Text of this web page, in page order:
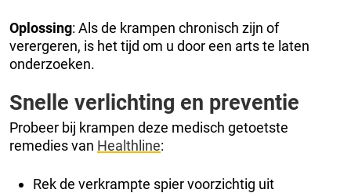
Oplossing: Als de krampen chronisch zijn of
verergeren, is het tijd om u door een arts te laten
onderzoeken.
Snelle verlichting en preventie
Probeer bij krampen deze medisch getoetste
remedies van Healthline:
Rek de verkrampte spier voorzichtig uit